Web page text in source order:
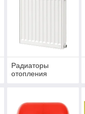
Радиаторы
отопления